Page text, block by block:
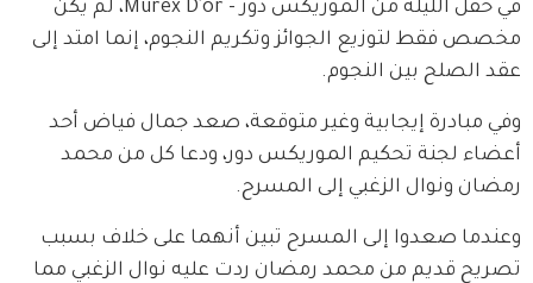
في حفل الليلة من الموريكس دور - Murex D'or، لم يكن
مخصص فقط لتوزيع الجوائز وتكريم النجوم، إنما امتد إلى
عقد الصلح بين النجوم.
وفي مبادرة إيجابية وغير متوقعة، صعد جمال فياض أحد
أعضاء لجنة تحكيم الموريكس دور، ودعا كل من محمد
رمضان ونوال الزغبي إلى المسرح.
وعندما صعدوا إلى المسرح تبين أنهما على خلاف بسبب
تصريح قديم من محمد رمضان ردت عليه نوال الزغبي مما